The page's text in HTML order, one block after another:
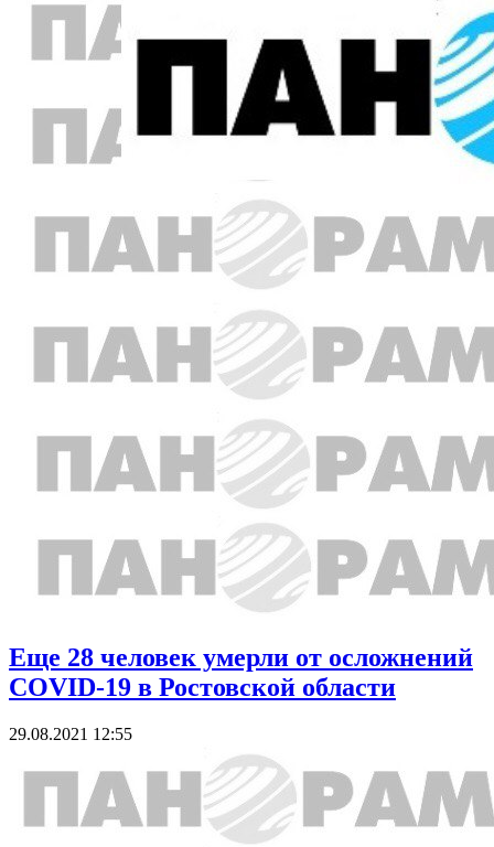
Еще 28 человек умерли от осложнений
COVID-19 в Ростовской области
29.08.2021 12:55